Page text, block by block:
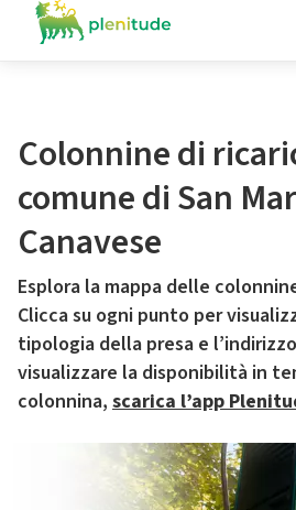
Colonnine di
comune di San
Canavese
Esplora la mappa delle
Clicca su ogni punto per
tipologia della presa e
visualizzare la disponibilità in
colonnina, scarica l’app